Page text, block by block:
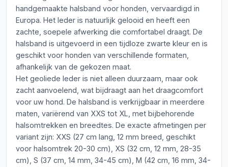
handgemaakte halsband voor honden, vervaardigd in
Europa. Het leder is natuurlijk gelooid en heeft een
zachte, soepele afwerking die comfortabel draagt. De
halsband is uitgevoerd in een tijdloze zwarte kleur en is
geschikt voor honden van verschillende formaten,
afhankelijk van de gekozen maat.
Het geoliede leder is niet alleen duurzaam, maar ook
zacht aanvoelend, wat bijdraagt aan het draagcomfort
voor uw hond. De halsband is verkrijgbaar in meerdere
maten, variërend van XXS tot XL, met bijbehorende
halsomtrekken en breedtes. De exacte afmetingen per
variant zijn: XXS (27 cm lang, 12 mm breed, geschikt
voor halsomtrek 20-30 cm), XS (32 cm, 12 mm, 28-35
cm), S (37 cm, 14 mm, 34-45 cm), M (42 cm, 16 mm, 34-